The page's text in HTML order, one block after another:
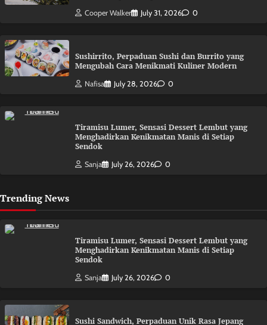
Cooper Walker July 31, 2026 0
Sushirrito, Perpaduan Sushi dan Burrito yang
Mengubah Cara Menikmati Kuliner Modern
Nafisa July 28, 2026 0
Tiramisu Lumer, Sensasi Dessert Lembut yang
Menghadirkan Kenikmatan Manis di Setiap
Sendok
Sanja July 26, 2026 0
Trending News
Tiramisu Lumer, Sensasi Dessert Lembut yang
Menghadirkan Kenikmatan Manis di Setiap
Sendok
Sanja July 26, 2026 0
Sushi Sandwich, Perpaduan Unik Rasa Jepang